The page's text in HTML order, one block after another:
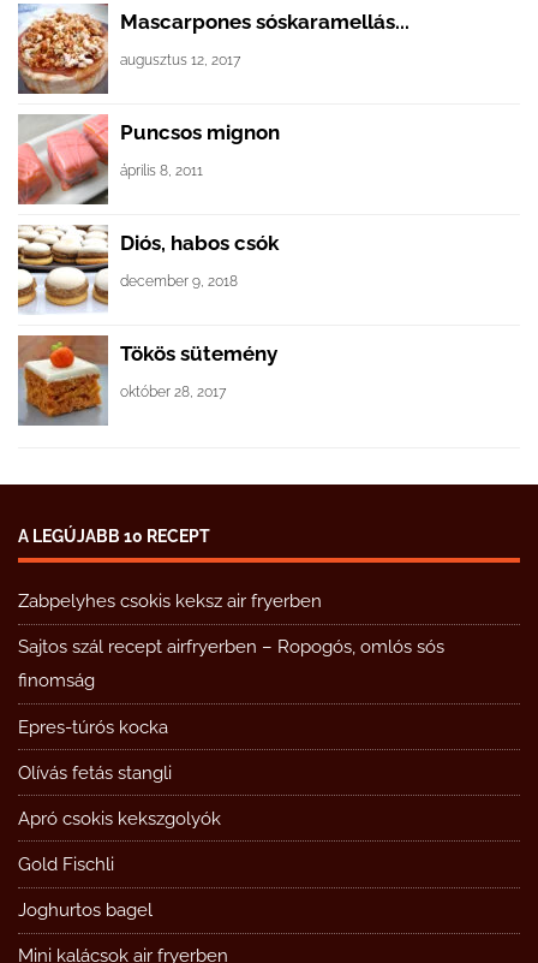
Mascarpones sóskaramellás...
augusztus 12, 2017
Puncsos mignon
április 8, 2011
Diós, habos csók
december 9, 2018
Tökös sütemény
október 28, 2017
A LEGÚJABB 10 RECEPT
Zabpelyhes csokis keksz air fryerben
Sajtos szál recept airfryerben – Ropogós, omlós sós
finomság
Epres-túrós kocka
Olívás fetás stangli
Apró csokis kekszgolyók
Gold Fischli
Joghurtos bagel
Mini kalácsok air fryerben